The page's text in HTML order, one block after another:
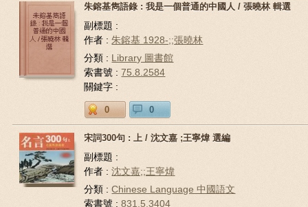
朱鎔基雋語錄 : 我是一個普通的中國人 / 張曉林 輯選
副標題 :
作者 :朱鎔基 1928-;;張曉林
分類 : Library 圖書館
索書號 :75.8.2584
關鍵字 :
0 0
宋詞300句 : 上 / 沈文嘉 ;王寧煒 選編
副標題 :
作者 :沈文嘉;;王寧煒
分類 :Chinese Language 中國語文
索書號 :831.5.3404